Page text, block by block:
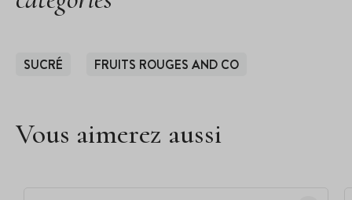
SUCRÉ FRUITS ROUGES AND CO
Vous aimerez aussi